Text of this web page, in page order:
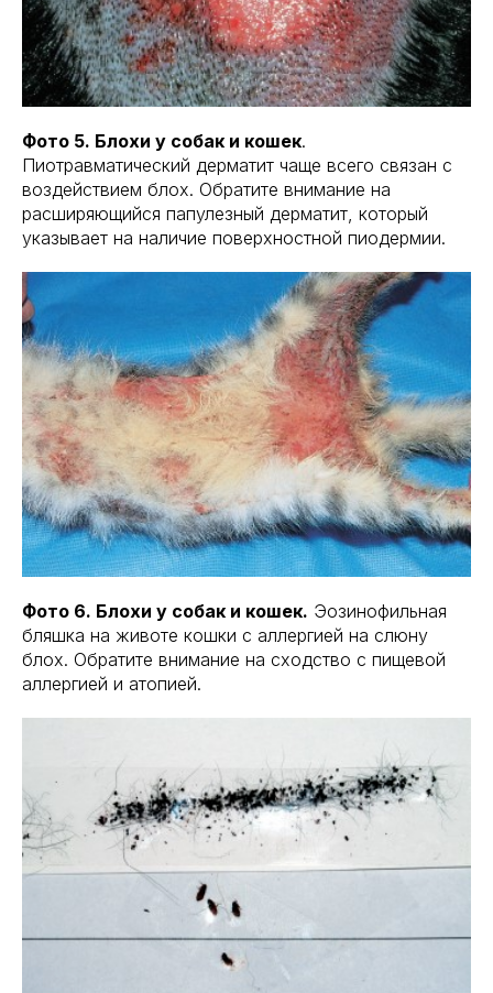
Фото 5. Блохи у собак и кошек.
Пиотравматический дерматит чаще всего связан с
воздействием блох. Обратите внимание на
расширяющийся папулезный дерматит, который
указывает на наличие поверхностной пиодермии.
Фото 6. Блохи у собак и кошек. Эозинофильная
бляшка на животе кошки с аллергией на слюну
блох. Обратите внимание на сходство с пищевой
аллергией и атопией.